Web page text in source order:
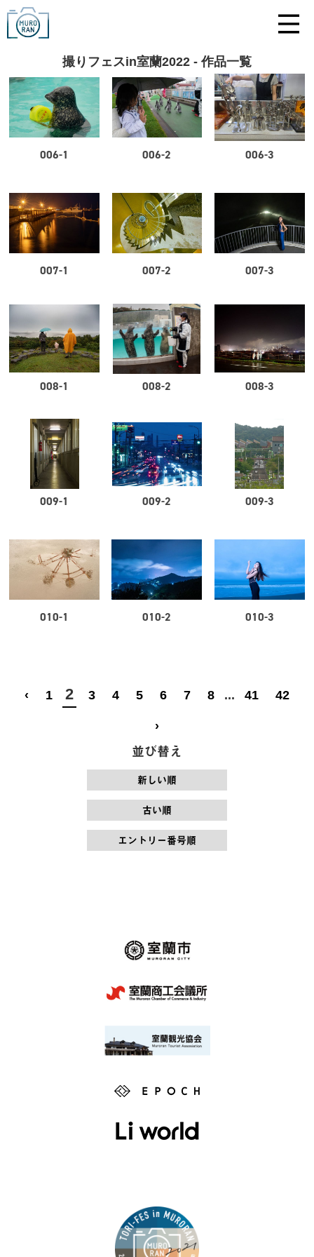
撮りフェスin室蘭2022 - 作品一覧
006-1 006-2 006-3
007-1 007-2 007-3
008-1 008-2 008-3
009-1 009-2 009-3
010-1 010-2 010-3
‹ 1 2 3 4 5 6 7 8 ... 41 42
›
並び替え
新しい順
古い順
エントリー番号順